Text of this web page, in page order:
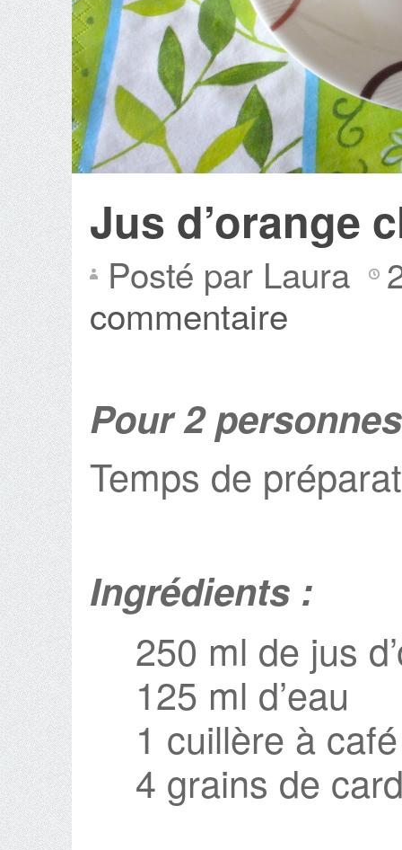
Jus d’orange
Posté par Laura
commentaire
Pour 2 personnes
Temps de
Ingrédients :
250 ml de jus
125 ml d’eau
1 cuillère à
4 grains de